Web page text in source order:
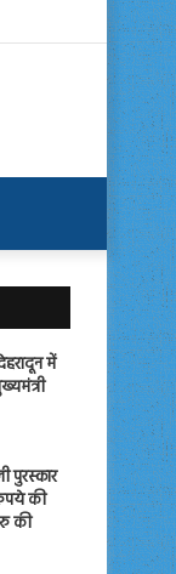
में
पुरस्कार
की
की